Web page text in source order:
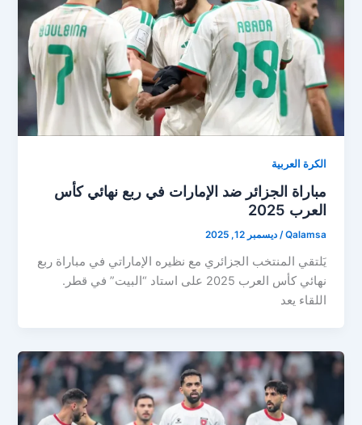
الكرة العربية
مباراة الجزائر ضد الإمارات في ربع نهائي كأس
العرب 2025
Qalamsa
/ديسمبر 12, 2025
يَلتقي المنتخب الجزائري مع نظيره الإماراتي في مباراة ربع
نهائي كأس العرب 2025 على استاد “البيت” في قطر.
اللقاء يعد